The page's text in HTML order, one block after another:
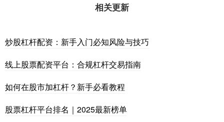
相关更新
炒股杠杆配资：新手入门必知风险与技巧
线上股票配资平台：合规杠杆交易指南
如何在股市加杠杆？新手必看教程
股票杠杆平台排名｜2025最新榜单